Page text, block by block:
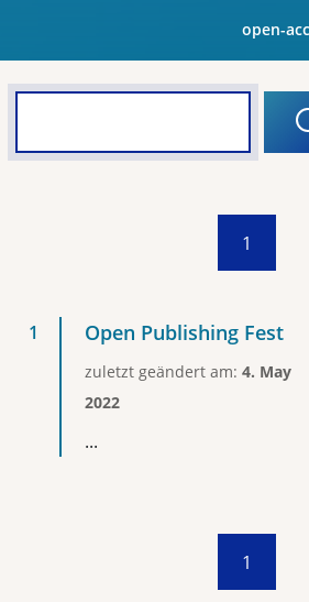
open-
1
Open Publishing Fest
zuletzt geändert am: 4. May
2022
...
1